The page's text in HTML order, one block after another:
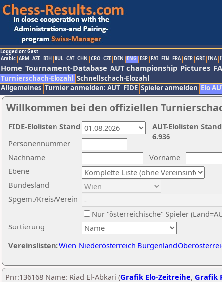
Logged on: Gast
Arabic ARM AZE BIH BUL CAT CHN CRO CZE DEN ENG ESP FAI FIN FRA GER GRE INA
Home Tournament-Database AUT championship Pictures
Turnierschach-Elozahl Schnellschach-Elozahl
Allgemeines Turnier anmelden: AUT FIDE Spieler anmelden Elo
Willkommen bei den offiziellen
Nachname
Vorname
Ebene
Sortierung
Personennummer
Bundesland
Spgem./Kreis/Verein
Nur "österreichische" Spieler
Vereinslisten:Wien Niederösterreich Burgenland
AUT-Elolisten
6.936
FIDE-Elolisten Stand
Pnr:136168 Name: Riad El-Abkari (Grafik Elo-Zeitreihe, Grafik